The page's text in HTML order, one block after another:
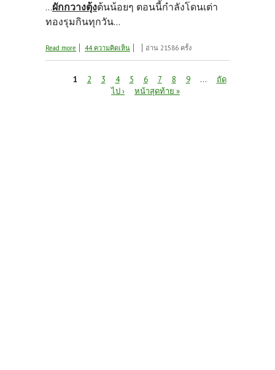
...ผักกวางตุ้งต้นน้อยๆ ตอนนี้กำลังโดนเต่า
ทองรุมกินทุกวัน...
Read more about ไปเข้าสวนกันค่ะ...
44 ความคิดเห็น อ่าน 21586 ครั้ง
1 2 3 4 5 6 7 8 9 …
ถัด
ไป ›
หน้าสุดท้าย »